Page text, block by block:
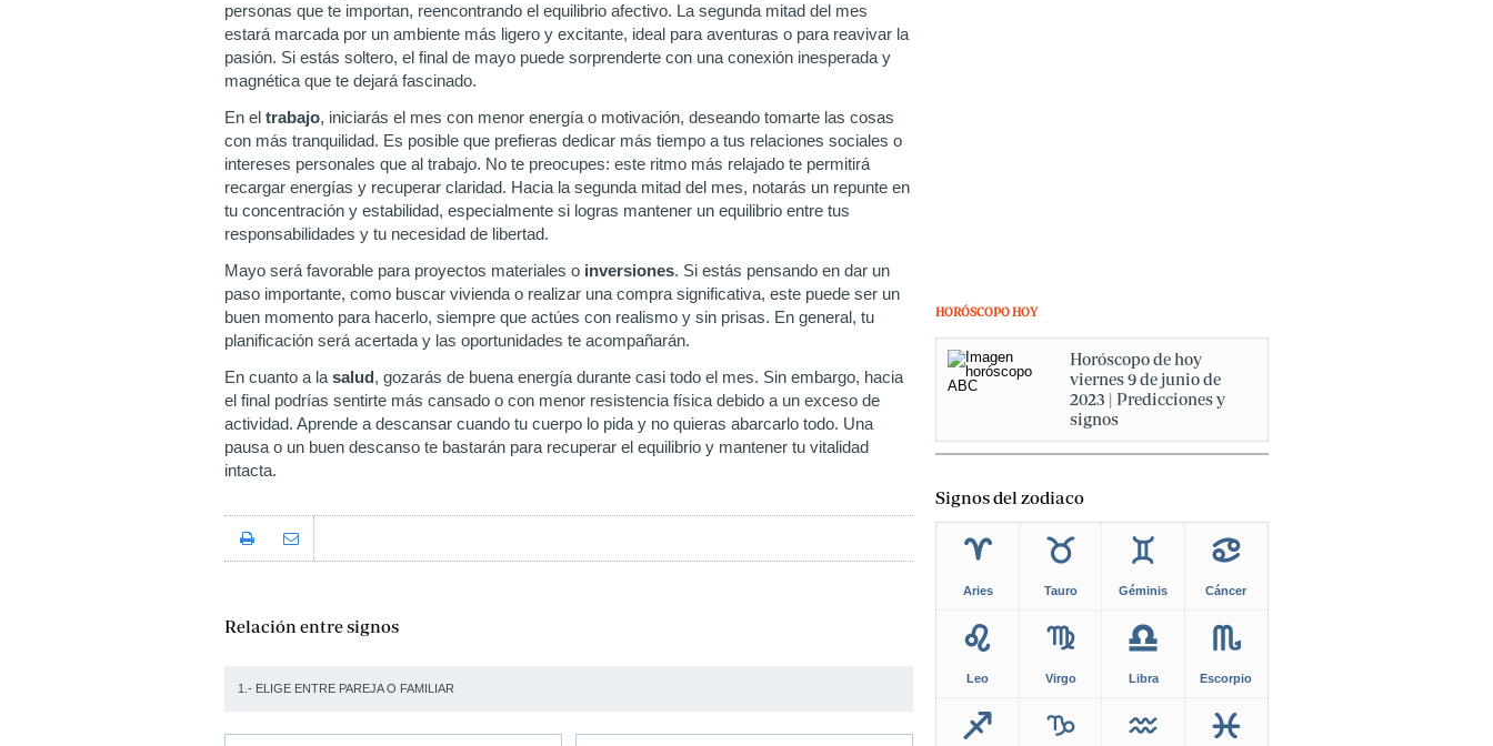
personas que te importan, reencontrando el equilibrio afectivo. La segunda mitad del mes
estará marcada por un ambiente más ligero y excitante, ideal para aventuras o para reavivar la
pasión. Si estás soltero, el final de mayo puede sorprenderte con una conexión inesperada y
magnética que te dejará fascinado.
En el trabajo, iniciarás el mes con menor energía o motivación, deseando tomarte las cosas
con más tranquilidad. Es posible que prefieras dedicar más tiempo a tus relaciones sociales o
intereses personales que al trabajo. No te preocupes: este ritmo más relajado te permitirá
recargar energías y recuperar claridad. Hacia la segunda mitad del mes, notarás un repunte en
tu concentración y estabilidad, especialmente si logras mantener un equilibrio entre tus
responsabilidades y tu necesidad de libertad.
Mayo será favorable para proyectos materiales o inversiones. Si estás pensando en dar un
paso importante, como buscar vivienda o realizar una compra significativa, este puede ser un
buen momento para hacerlo, siempre que actúes con realismo y sin prisas. En general, tu
planificación será acertada y las oportunidades te acompañarán.
En cuanto a la salud, gozarás de buena energía durante casi todo el mes. Sin embargo, hacia
el final podrías sentirte más cansado o con menor resistencia física debido a un exceso de
actividad. Aprende a descansar cuando tu cuerpo lo pida y no quieras abarcarlo todo. Una
pausa o un buen descanso te bastarán para recuperar el equilibrio y mantener tu vitalidad
intacta.
Relación entre signos
1.- ELIGE ENTRE PAREJA O FAMILIAR
HORÓSCOPO HOY
Horóscopo de hoy
viernes 9 de junio de
2023 | Predicciones y
signos
Signos del zodiaco
Aries Tauro Géminis Cáncer
Leo Virgo Libra Escorpio